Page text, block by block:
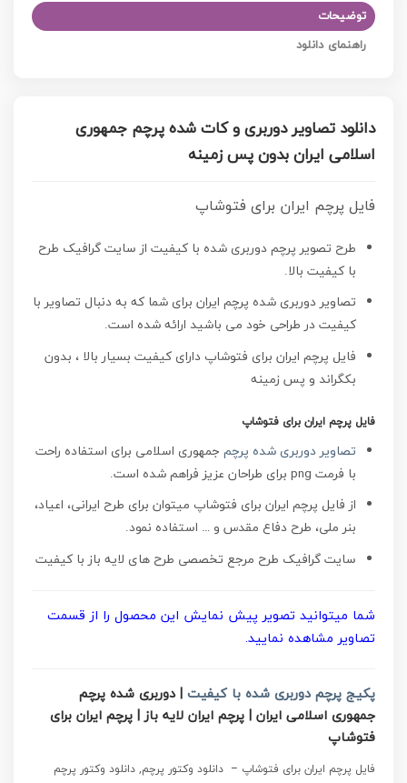
توضیحات
راهنمای دانلود
دانلود تصاویر دوربری و کات شده پرچم جمهوری
اسلامی ایران بدون پس زمینه
فایل پرچم ایران برای فتوشاپ
طرح تصویر پرچم دوربری شده با کیفیت از سایت گرافیک طرح
با کیفیت بالا.
تصاویر دوربری شده پرچم ایران برای شما که به دنبال تصاویر با
کیفیت در طراحی خود می باشید ارائه شده است.
فایل پرچم ایران برای فتوشاپ دارای کیفیت بسیار بالا ، بدون
بکگراند و پس زمینه
فایل پرچم ایران برای فتوشاپ
تصاویر دوربری شده پرچمجمهوری اسلامی برای استفاده راحت
با فرمت png برای طراحان عزیز فراهم شده است.
از فایل پرچم ایران برای فتوشاپ میتوان برای طرح ایرانی، اعیاد،
بنر ملی، طرح دفاع مقدس و … استفاده نمود.
سایت گرافیک طرح مرجع تخصصی طرح های لایه باز با کیفیت
شما میتوانید تصویر پیش نمایش این محصول را از قسمت
تصاویر مشاهده نمایید.
پکیج پرچم دوربری شده با کیفیت | دوربری شده پرچم
جمهوری اسلامی ایران | پرچم ایران لایه باز | پرچم ایران برای
فتوشاپ
فایل پرچم ایران برای فتوشاپ – دانلود وکتور پرچم, دانلود وکتور پرچم